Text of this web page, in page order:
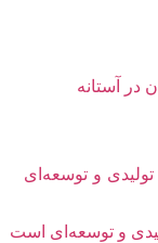
در آستانه
و توسعه‌ای است